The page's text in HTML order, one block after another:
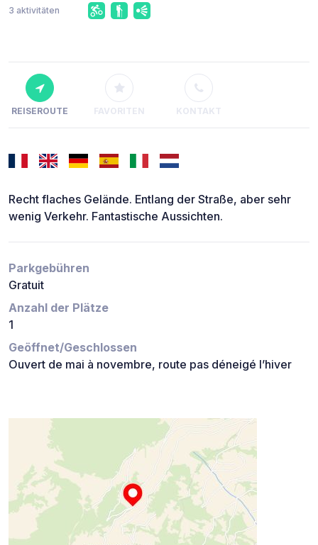
3 aktivitäten
REISEROUTE FAVORITEN KONTAKT
Recht flaches Gelände. Entlang der Straße, aber sehr
wenig Verkehr. Fantastische Aussichten.
Parkgebühren
Gratuit
Anzahl der Plätze
1
Geöffnet/Geschlossen
Ouvert de mai à novembre, route pas déneigé l’hiver